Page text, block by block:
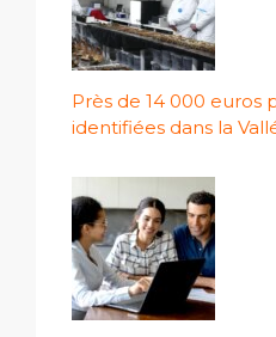
Près de 14 000 euros
identifiées dans la